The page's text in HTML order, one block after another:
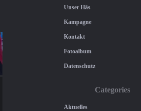
Unser Häs
Kampagne
Kontakt
Fotoalbum
Datenschutz
Categories
Aktuelles